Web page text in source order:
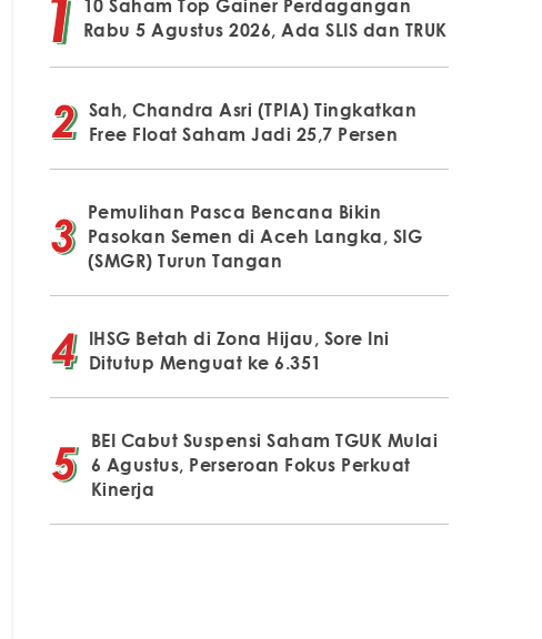
10 Saham Top Gainer Perdagangan
Rabu 5 Agustus 2026, Ada SLIS dan TRUK
Sah, Chandra Asri (TPIA) Tingkatkan
Free Float Saham Jadi 25,7 Persen
Pemulihan Pasca Bencana Bikin
Pasokan Semen di Aceh Langka, SIG
(SMGR) Turun Tangan
IHSG Betah di Zona Hijau, Sore Ini
Ditutup Menguat ke 6.351
BEI Cabut Suspensi Saham TGUK Mulai
6 Agustus, Perseroan Fokus Perkuat
Kinerja